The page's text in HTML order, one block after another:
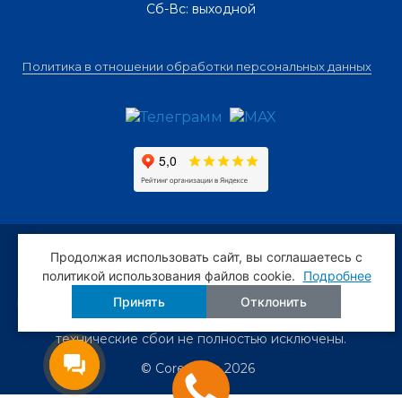
Сб-Вс: выходной
Политика в отношении обработки персональных данных
Предложения и условия, размещённые на сайте, не
являются публичной офертой. Мы следим за
актуальностью и точностью информации, но всё же
просим уточнять важные для Вас сведения по телефону
или мессенджерам, ибо задержки обновлений и
технические сбои не полностью исключены.
© Corestone 2026
Продолжая использовать сайт, вы соглашаетесь c
политикой использования файлов cookie.
Подробнее
Принять
Отклонить